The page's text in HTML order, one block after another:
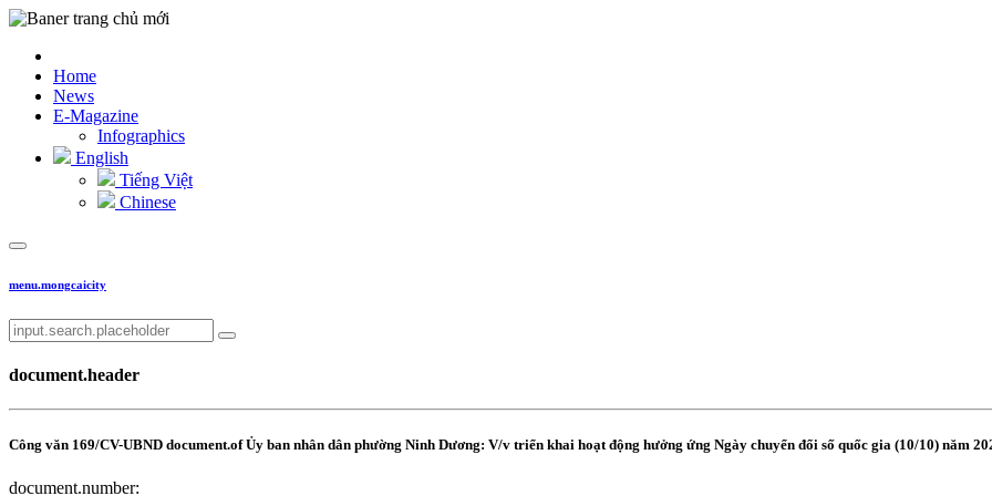
Home
News
E-Magazine
Infographics
English
Tiếng Việt
Chinese
menu.mongcaicity
document.header
Công văn 169/CV-UBND document.of Ủy ban nhân dân phường Ninh Dương: V/v triển khai hoạt động hưởng ứng Ngày chuyển đổi số quốc gia (10/10) năm
document.number: